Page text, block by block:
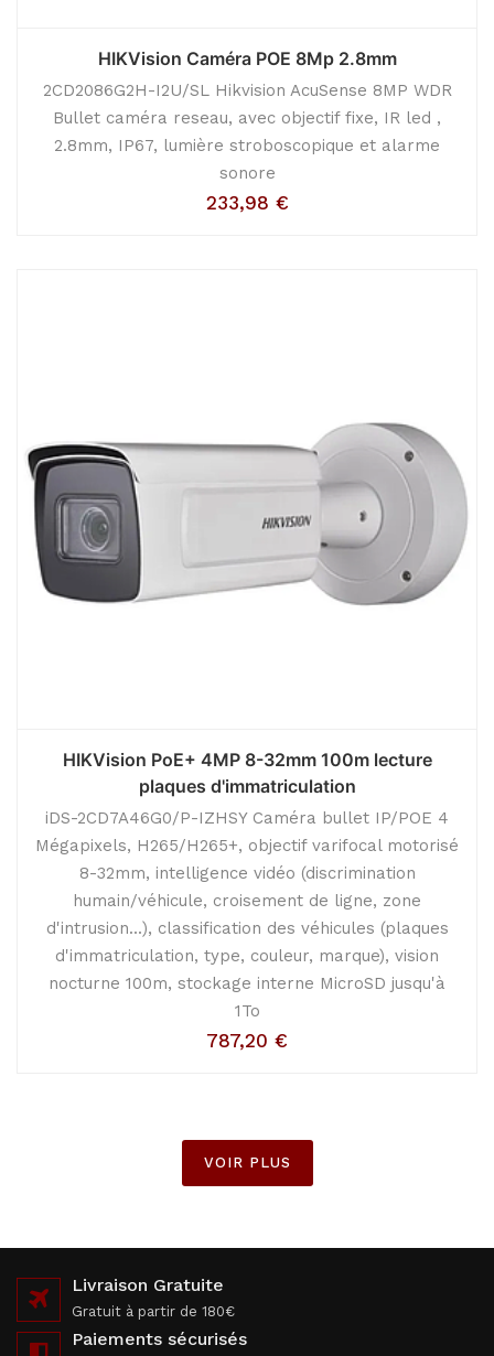
HIKVision Caméra POE 8Mp 2.8mm
2CD2086G2H-I2U/SL Hikvision AcuSense 8MP WDR
Bullet caméra reseau, avec objectif fixe, IR led ,
2.8mm, IP67, lumière stroboscopique et alarme
sonore
233,98 €
HIKVision PoE+ 4MP 8-32mm 100m lecture
plaques d'immatriculation
iDS-2CD7A46G0/P-IZHSY Caméra bullet IP/POE 4
Mégapixels, H265/H265+, objectif varifocal motorisé
8-32mm, intelligence vidéo (discrimination
humain/véhicule, croisement de ligne, zone
d'intrusion...), classification des véhicules (plaques
d'immatriculation, type, couleur, marque), vision
nocturne 100m, stockage interne MicroSD jusqu'à
1To
787,20 €
VOIR PLUS
Livraison Gratuite
Gratuit à partir de 180€
Paiements sécurisés